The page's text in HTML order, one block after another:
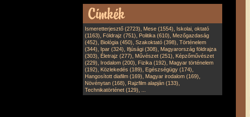
Ismeretterjesztő (2723), Mese (1554), Iskolai, oktató
(1163), Földrajz (751), Politika (610), Mezőgazdaság
(452), Biológia (450), Szakoktató (398), Történelem
(344), Ipar (324), Ifjúsági (308), Magyarország földrajza
(303), Életrajz (277), Művészet (251), Képzőművészet
(229), Irodalom (200), Fizika (192), Magyar történelem
(192), Közlekedés (189), Egészségügy (174),
Hangosított diafilm (169), Magyar irodalom (169),
Növénytan (168), Rajzfilm alapján (133),
Technikatörténet (129),